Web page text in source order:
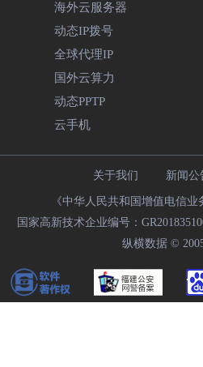
海外云服务器
动态IP拨号
全球代理IP
国外云算力
动态PPTP
云手机
关于我们 新闻公
《中华人民共和国增值电信
国家高新技术企业编号：
纵横数据 ©